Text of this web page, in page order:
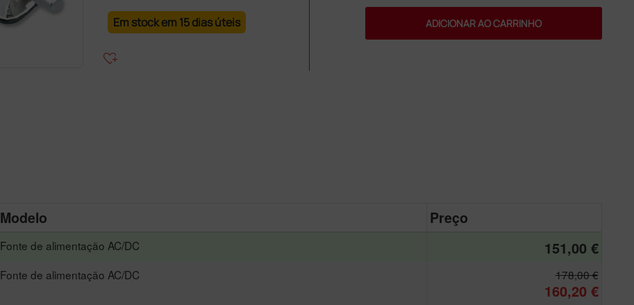
Em stock em 15 dias úteis
heart_plus
ADICIONAR AO CARRINHO
Modelo Preço
Fonte de alimentação AC/DC 151,00 €
Fonte de alimentação AC/DC 178,00 €
160,20 €